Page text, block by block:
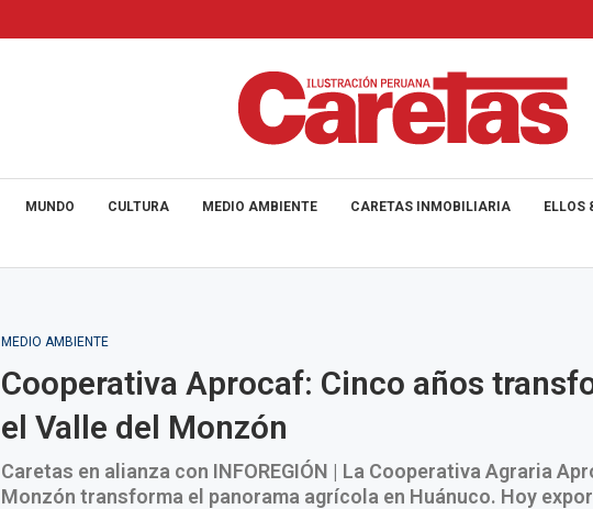
MUNDO CULTURA MEDIO AMBIENTE CARETAS INMOBILIARIA ELLOS
MEDIO AMBIENTE
Cooperativa Aprocaf: Cinco años
el Valle del Monzón
Caretas en alianza con INFOREGIÓN | La Cooperativa Agraria
Monzón transforma el panorama agrícola en Huánuco. Hoy